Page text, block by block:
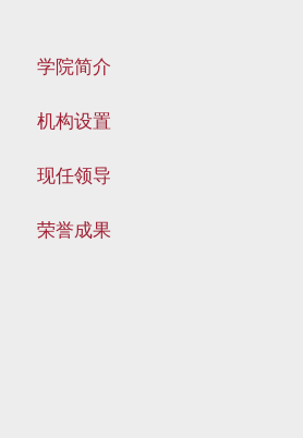
学院简介
机构设置
现任领导
荣誉成果